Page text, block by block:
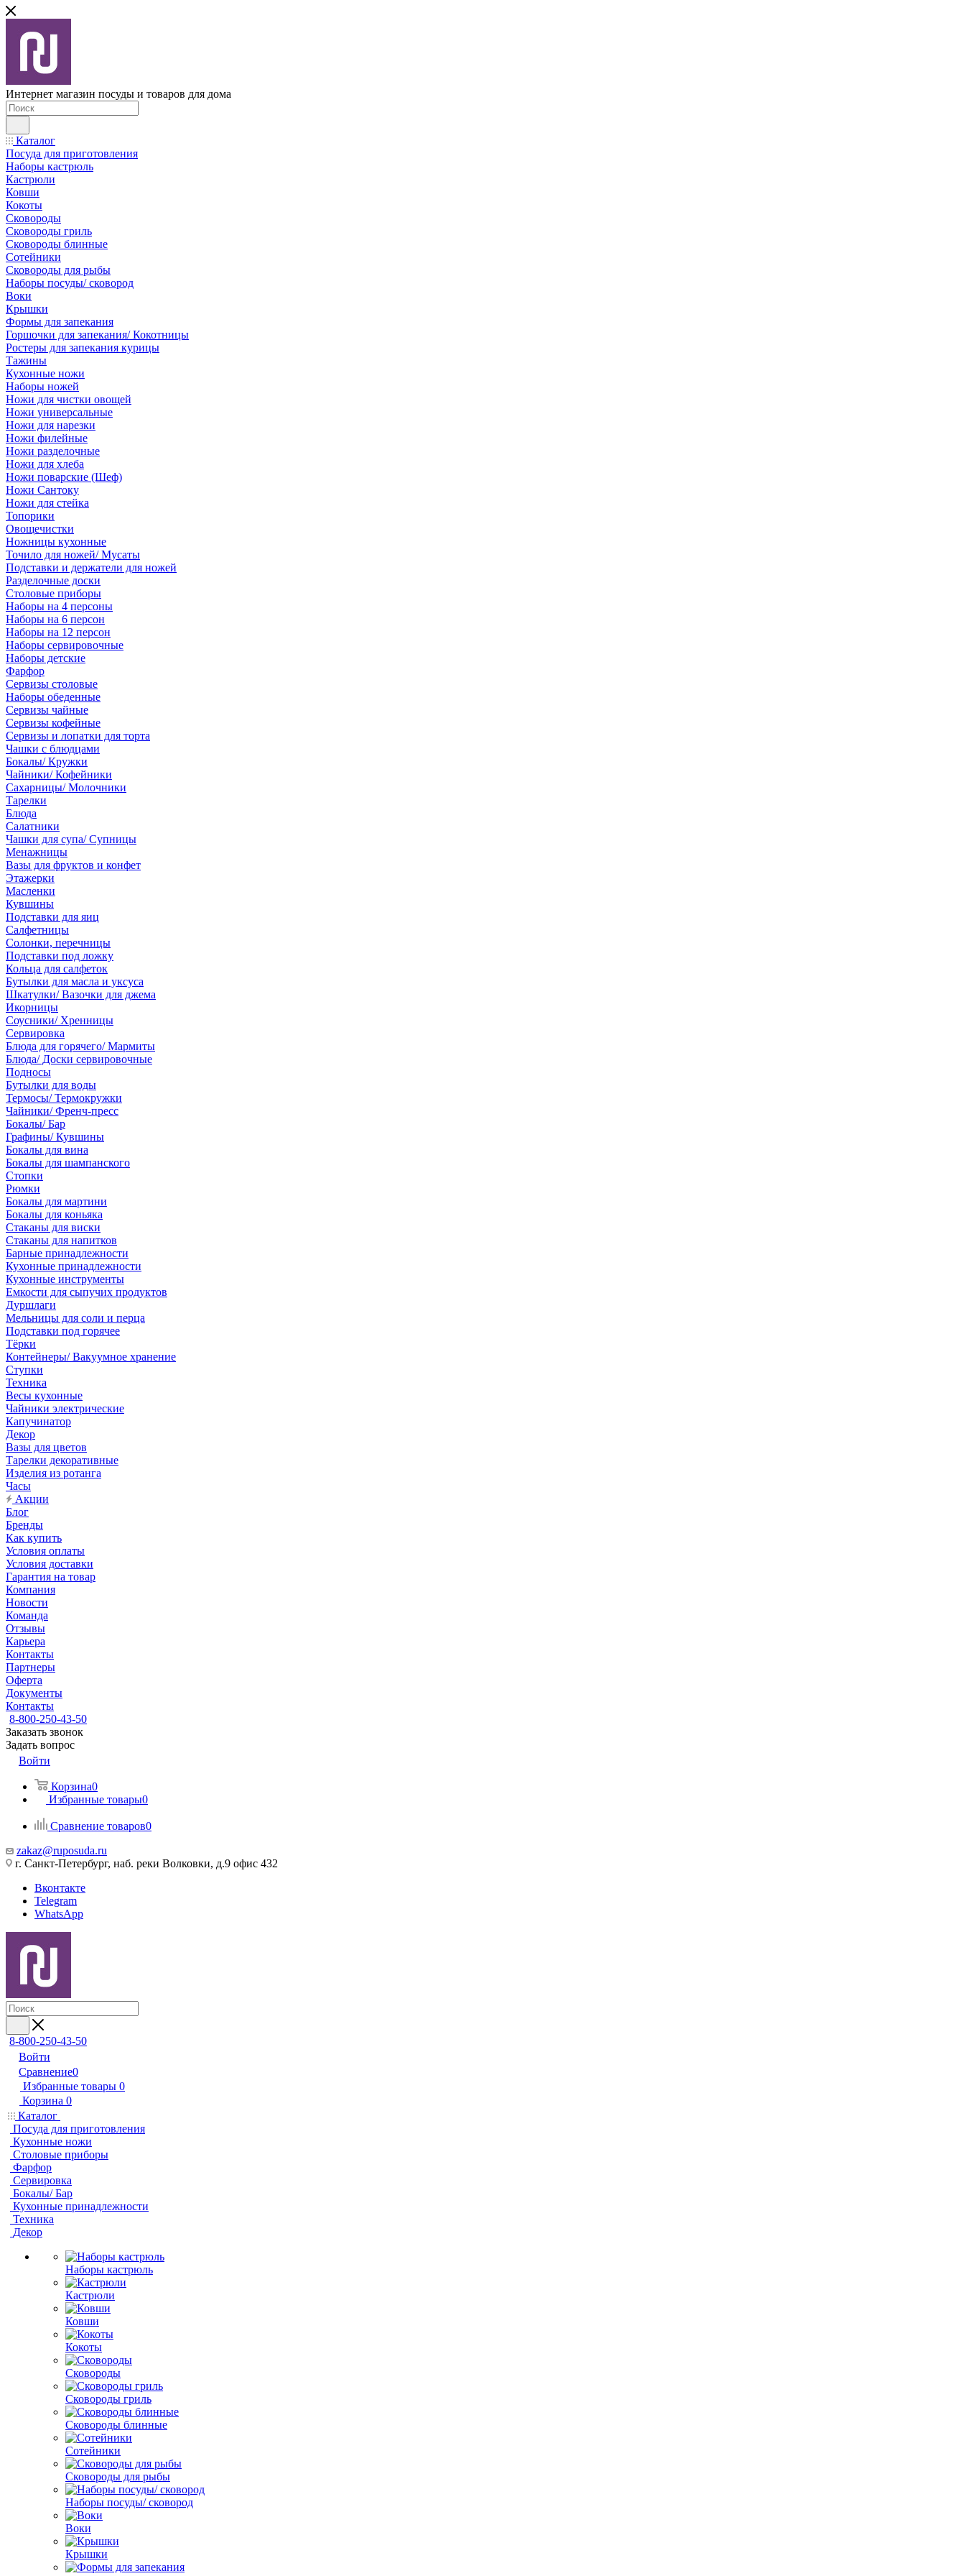
Интернет магазин посуды и товаров для дома
Каталог
Посуда для приготовления
Наборы кастрюль
Кастрюли
Ковши
Кокоты
Сковороды
Сковороды гриль
Сковороды блинные
Сотейники
Сковороды для рыбы
Наборы посуды/ сковород
Воки
Крышки
Формы для запекания
Горшочки для запекания/ Кокотницы
Ростеры для запекания курицы
Тажины
Кухонные ножи
Наборы ножей
Ножи для чистки овощей
Ножи универсальные
Ножи для нарезки
Ножи филейные
Ножи разделочные
Ножи для хлеба
Ножи поварские (Шеф)
Ножи Сантоку
Ножи для стейка
Топорики
Овощечистки
Ножницы кухонные
Точило для ножей/ Мусаты
Подставки и держатели для ножей
Разделочные доски
Столовые приборы
Наборы на 4 персоны
Наборы на 6 персон
Наборы на 12 персон
Наборы сервировочные
Наборы детские
Фарфор
Сервизы столовые
Наборы обеденные
Сервизы чайные
Сервизы кофейные
Сервизы и лопатки для торта
Чашки с блюдцами
Бокалы/ Кружки
Чайники/ Кофейники
Сахарницы/ Молочники
Тарелки
Блюда
Салатники
Чашки для супа/ Супницы
Менажницы
Вазы для фруктов и конфет
Этажерки
Масленки
Кувшины
Подставки для яиц
Салфетницы
Солонки, перечницы
Подставки под ложку
Кольца для салфеток
Бутылки для масла и уксуса
Шкатулки/ Вазочки для джема
Икорницы
Соусники/ Хренницы
Сервировка
Блюда для горячего/ Мармиты
Блюда/ Доски сервировочные
Подносы
Бутылки для воды
Термосы/ Термокружки
Чайники/ Френч-пресс
Бокалы/ Бар
Графины/ Кувшины
Бокалы для вина
Бокалы для шампанского
Стопки
Рюмки
Бокалы для мартини
Бокалы для коньяка
Стаканы для виски
Стаканы для напитков
Барные принадлежности
Кухонные принадлежности
Кухонные инструменты
Емкости для сыпучих продуктов
Дуршлаги
Мельницы для соли и перца
Подставки под горячее
Тёрки
Контейнеры/ Вакуумное хранение
Ступки
Техника
Весы кухонные
Чайники электрические
Капучинатор
Декор
Вазы для цветов
Тарелки декоративные
Изделия из ротанга
Часы
Акции
Блог
Бренды
Как купить
Условия оплаты
Условия доставки
Гарантия на товар
Компания
Новости
Команда
Отзывы
Карьера
Контакты
Партнеры
Оферта
Документы
Контакты
8-800-250-43-50
Заказать звонок
Задать вопрос
Войти
Корзина0
Избранные товары0
Сравнение товаров0
zakaz@ruposuda.ru
г. Санкт-Петербург, наб. реки Волковки, д.9 офис 432
Вконтакте
Telegram
WhatsApp
8-800-250-43-50
Войти
Сравнение0
Избранные товары 0
Корзина 0
Каталог
Посуда для приготовления
Кухонные ножи
Столовые приборы
Фарфор
Сервировка
Бокалы/ Бар
Кухонные принадлежности
Техника
Декор
Наборы кастрюль
Кастрюли
Ковши
Кокоты
Сковороды
Сковороды гриль
Сковороды блинные
Сотейники
Сковороды для рыбы
Наборы посуды/ сковород
Воки
Крышки